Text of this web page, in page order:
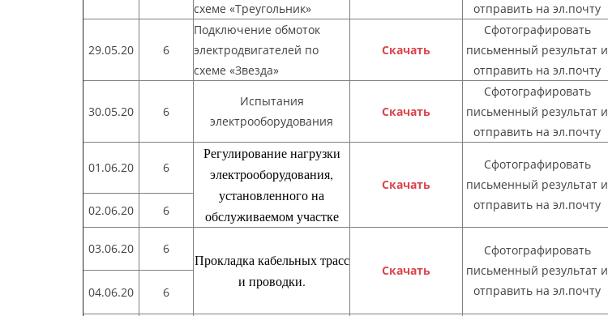
схеме «Треугольник»
отправить на эл.почту
29.05.20 6
Подключение обмоток
электродвигателей по
схеме «Звезда»
Скачать
Сфотографировать
письменный результат и
отправить на эл.почту
30.05.20 6
Испытания
электрооборудования
Скачать
Сфотографировать
письменный результат и
отправить на эл.почту
01.06.20 6
Регулирование нагрузки
электрооборудования,
установленного на
обслуживаемом участке
Скачать
Сфотографировать
письменный результат и
отправить на эл.почту
02.06.20
6
03.06.20 6
Прокладка кабельных трасс
и проводки.
Скачать
Сфотографировать
письменный результат и
отправить на эл.почту
04.06.20
6